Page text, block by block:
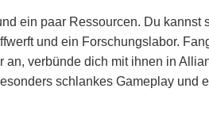
ein paar Ressourcen. Du kannst
und ein Forschungslabor.
verbünde dich mit ihnen in
schlankes Gameplay und